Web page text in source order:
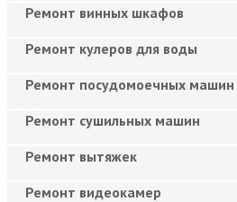
Ремонт винных шкафов
Ремонт кулеров для воды
Ремонт посудомоечных машин
Ремонт сушильных машин
Ремонт вытяжек
Ремонт видеокамер